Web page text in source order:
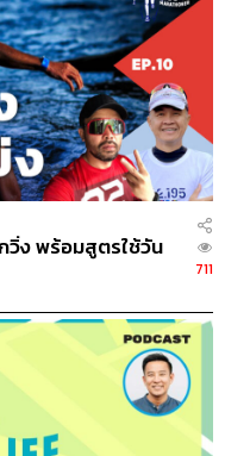
ให้ได้
ยมันใหญ่กว่าสิ่งที่ผมทำ
พอทำไปเรื่อยๆ มันก็จะ
ลังใจให้ตัวเองด้วยการ
ะส่งกำลังใจให้ผม
มซื้อเครื่องวัดความดัน
กวัน มันส่งพลังบวก
งด้วยวิธีการพวกนี้และ
วิ่ง พร้อมสูตรใช้วัน
711